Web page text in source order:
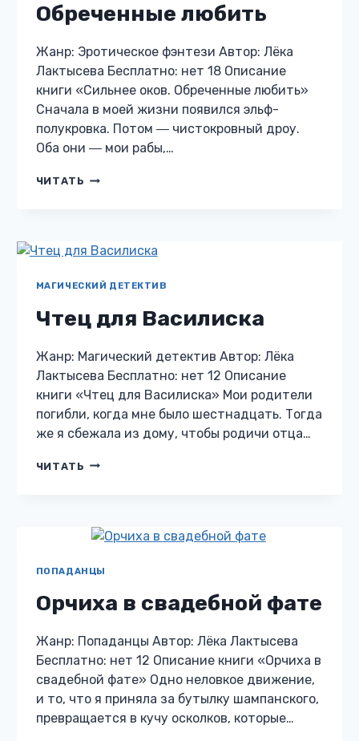
Обреченные любить
Жанр: Эротическое фэнтези Автор: Лёка
Лактысева Бесплатно: нет 18 Описание
книги «Сильнее оков. Обреченные любить»
Сначала в моей жизни появился эльф-
полукровка. Потом ― чистокровный дроу.
Оба они ― мои рабы,…
ЧИТАТЬ СИЛЬНЕЕ
МАГИЧЕСКИЙ ДЕТЕКТИВ
Чтец для Василиска
Жанр: Магический детектив Автор: Лёка
Лактысева Бесплатно: нет 12 Описание
книги «Чтец для Василиска» Мои родители
погибли, когда мне было шестнадцать. Тогда
же я сбежала из дому, чтобы родичи отца…
ЧИТАТЬ ЧТЕЦ
ПОПАДАНЦЫ
Орчиха в свадебной фате
Жанр: Попаданцы Автор: Лёка Лактысева
Бесплатно: нет 12 Описание книги «Орчиха в
свадебной фате» Одно неловкое движение,
и то, что я приняла за бутылку шампанского,
превращается в кучу осколков, которые…